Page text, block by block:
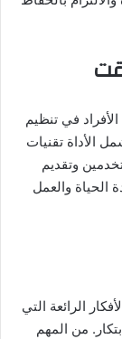
في تنظيم
الأداة تقنيات
وتقديم
والعمل
الرائعة التي
من المهم